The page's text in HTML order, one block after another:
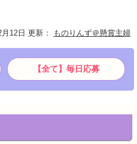
月12日 更新 ： ものりんず＠懸賞主婦
【全て】毎日応募